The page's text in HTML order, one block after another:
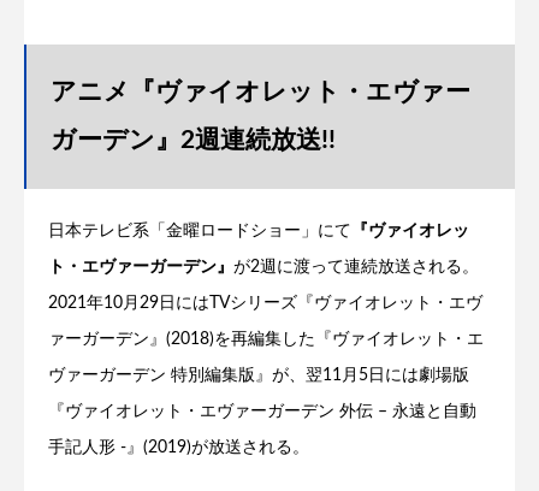
アニメ『ヴァイオレット・エヴァー
ガーデン』2週連続放送!!
日本テレビ系「金曜ロードショー」にて 『ヴァイオレッ
ト・エヴァーガーデン』 が2週に渡って連続放送される。
2021年10月29日にはTVシリーズ『ヴァイオレット・エヴ
ァーガーデン』(2018)を再編集した『ヴァイオレット・エ
ヴァーガーデン 特別編集版』が、翌11月5日には劇場版
『ヴァイオレット・エヴァーガーデン 外伝 – 永遠と自動
手記人形 -』(2019)が放送される。